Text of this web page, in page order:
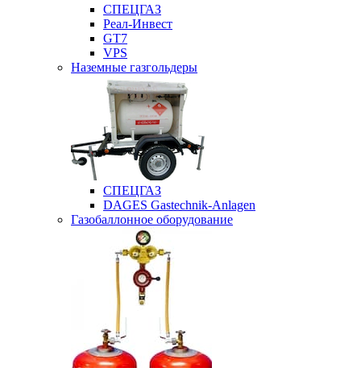
СПЕЦГАЗ
Реал-Инвест
GT7
VPS
Наземные газгольдеры
СПЕЦГАЗ
DAGES Gastechnik-Anlagen
Газобаллонное оборудование